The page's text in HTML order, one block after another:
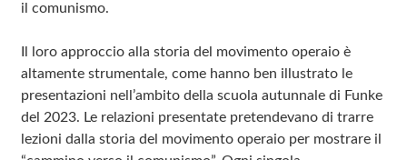
il comunismo.
Il loro approccio alla storia del movimento operaio è
altamente strumentale, come hanno ben illustrato le
presentazioni nell’ambito della scuola autunnale di Funke
del 2023. Le relazioni presentate pretendevano di trarre
lezioni dalla storia del movimento operaio per mostrare il